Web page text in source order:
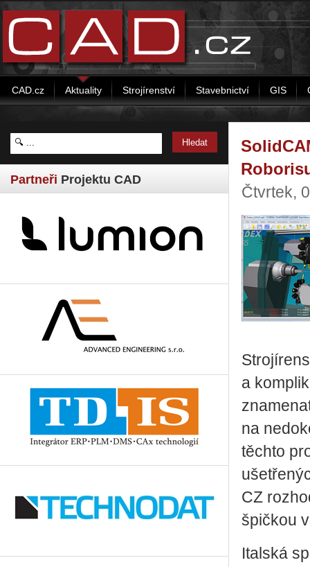
CAD.cz Aktuality Strojírenství Stavebnictví GIS
Partneři Projektu CAD
Čtvrtek,
a
na
těchto
CZ
špičkou
Italská